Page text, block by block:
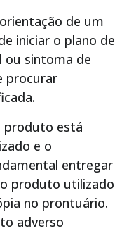
de um
iniciar o plano de
ou sintoma de
procurar
produto está
e o
entregar
produto utilizado
no prontuário.
adverso